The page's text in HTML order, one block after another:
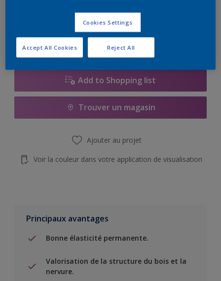
Ce produit n'est pas destiné à la vente en ligne et ne
peut être acheté que dans des magasins sélectionnés.
Add to Shopping list
Trouver un magasin
Ajouter au projet
Voir la couleur dans votre application de visualisation
Principaux avantages
Bonne élasticité permanente.
Valorisation de la structure du bois et la
nervure.
Cookies Settings
Reject All
Accept All Cookies